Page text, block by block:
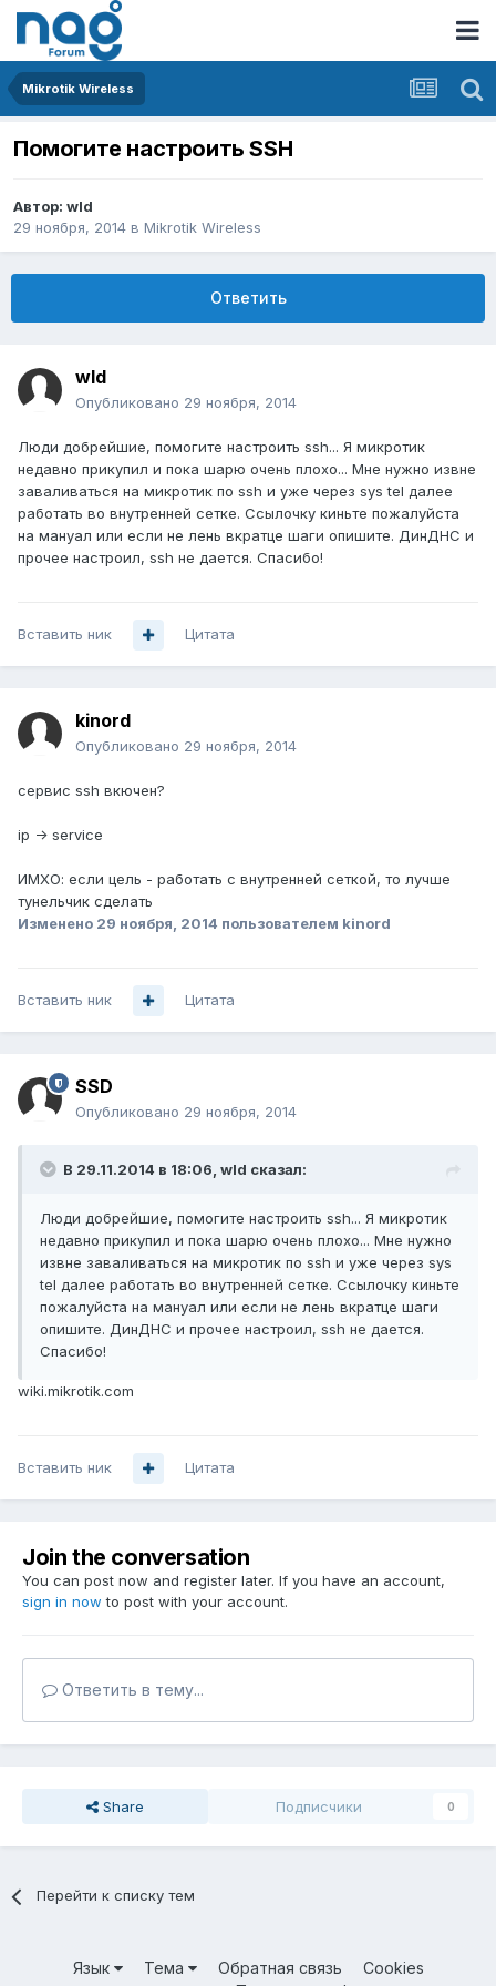
Mikrotik Wireless
Помогите настроить SSH
Автор: wld
29 ноября, 2014 в Mikrotik Wireless
Ответить
wld
Опубликовано 29 ноября, 2014
Люди добрейшие, помогите настроить ssh... Я микротик
недавно прикупил и пока шарю очень плохо... Мне нужно извне
заваливаться на микротик по ssh и уже через sys tel далее
работать во внутренней сетке. Ссылочку киньте пожалуйста
на мануал или если не лень вкратце шаги опишите. ДинДНС и
прочее настроил, ssh не дается. Спасибо!
Вставить ник Цитата
kinord
Опубликовано 29 ноября, 2014
сервис ssh вкючен?
ip -> service
ИМХО: если цель - работать с внутренней сеткой, то лучше
тунельчик сделать
Изменено 29 ноября, 2014 пользователем kinord
Вставить ник Цитата
SSD
Опубликовано 29 ноября, 2014
В 29.11.2014 в 18:06, wld сказал:
Люди добрейшие, помогите настроить ssh... Я микротик
недавно прикупил и пока шарю очень плохо... Мне нужно
извне заваливаться на микротик по ssh и уже через sys
tel далее работать во внутренней сетке. Ссылочку киньте
пожалуйста на мануал или если не лень вкратце шаги
опишите. ДинДНС и прочее настроил, ssh не дается.
Спасибо!
wiki.mikrotik.com
Вставить ник Цитата
Join the conversation
You can post now and register later. If you have an account,
sign in now to post with your account.
Ответить в тему...
Share Подписчики 0
Перейти к списку тем
Язык Тема Обратная связь
Cookies